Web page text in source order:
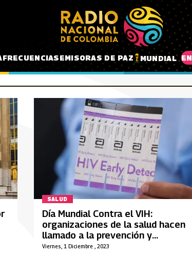
FRECUENCIASEMISORAS DE PAZ MUNDIAL
SALUD
Viernes, 1 Diciembre , 2023
Día Mundial Contra el VIH:
organizaciones de la salud hacen
llamado a la prevención y
tratamiento